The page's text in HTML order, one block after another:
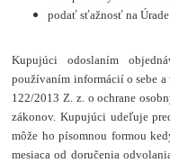
podať sťažnosť na
Kupujúci odoslaním
používaním informácií o sebe
122/2013 Z. z. o ochrane
zákonov. Kupujúci udeľuje
môže ho písomnou formou
mesiaca od doručenia